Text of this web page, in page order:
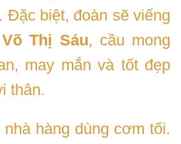
Đặc biệt, đoàn sẽ viếng
Võ Thị Sáu, cầu mong
may mắn và tốt đẹp
thân.
hàng dùng cơm tối.